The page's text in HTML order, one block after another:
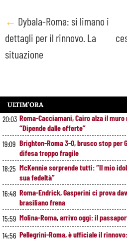
Post
navigation
← Dybala-Roma: si limano i
dettagli per il rinnovo. La
situazione
ULTIM’ORA
20:03 Roma-Cacciamani, Cairo alza il
“Dipende dalle offerte”
19:09 Brighton-Roma 3-0, brusco stop per
difesa troppo fragile
18:25 McKennie sorprende tutti: “Il mio
sua fedeltà”
16:48 Roma-Endrick, Gasperini ci prova
brasiliano frena
15:59 Molina-Roma, arrivo oggi: il
14:56 Pellegrini-Roma, è ufficiale il